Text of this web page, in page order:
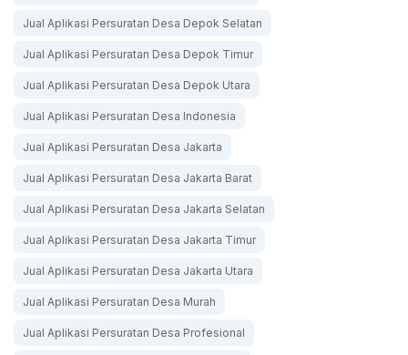
Jual Aplikasi Persuratan Desa Depok Selatan
Jual Aplikasi Persuratan Desa Depok Timur
Jual Aplikasi Persuratan Desa Depok Utara
Jual Aplikasi Persuratan Desa Indonesia
Jual Aplikasi Persuratan Desa Jakarta
Jual Aplikasi Persuratan Desa Jakarta Barat
Jual Aplikasi Persuratan Desa Jakarta Selatan
Jual Aplikasi Persuratan Desa Jakarta Timur
Jual Aplikasi Persuratan Desa Jakarta Utara
Jual Aplikasi Persuratan Desa Murah
Jual Aplikasi Persuratan Desa Profesional